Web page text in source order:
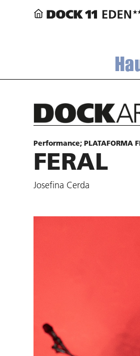
Performance; PLATAFORMA
FERAL
Josefina Cerda